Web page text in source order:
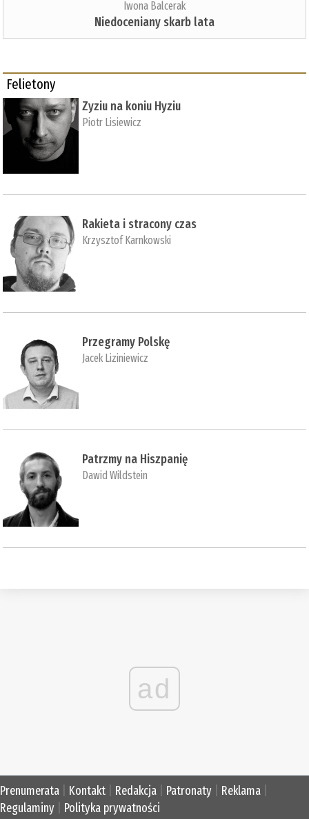
Iwona Balcerak
Niedoceniany skarb lata
Felietony
Zyziu na koniu Hyziu
Piotr Lisiewicz
Rakieta i stracony czas
Krzysztof Karnkowski
Przegramy Polskę
Jacek Liziniewicz
Patrzmy na Hiszpanię
Dawid Wildstein
ad
Prenumerata Kontakt Redakcja Patronaty Reklama
Regulaminy
Polityka prywatności